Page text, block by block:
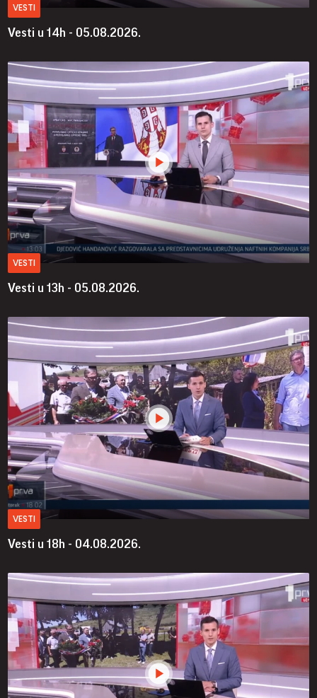
VESTI
Vesti u 14h - 05.08.2026.
VESTI
Vesti u 13h - 05.08.2026.
VESTI
Vesti u 18h - 04.08.2026.